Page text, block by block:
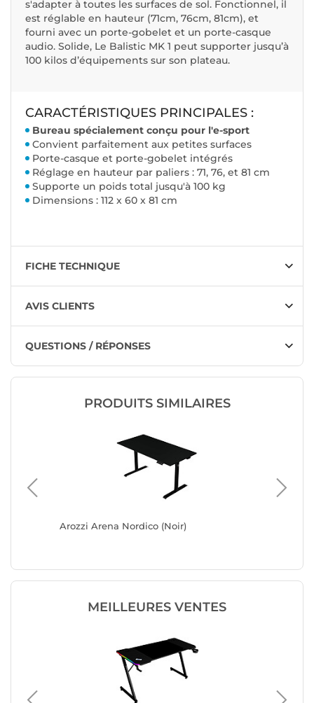
s'adapter à toutes les surfaces de sol. Fonctionnel, il
est réglable en hauteur (71cm, 76cm, 81cm), et
fourni avec un porte-gobelet et un porte-casque
audio. Solide, Le Balistic MK 1 peut supporter jusqu’à
100 kilos d’équipements sur son plateau.
CARACTÉRISTIQUES PRINCIPALES :
Bureau spécialement conçu pour l'e-sport
Convient parfaitement aux petites surfaces
Porte-casque et porte-gobelet intégrés
Réglage en hauteur par paliers : 71, 76, et 81 cm
Supporte un poids total jusqu'à 100 kg
Dimensions : 112 x 60 x 81 cm
FICHE TECHNIQUE
AVIS CLIENTS
QUESTIONS / RÉPONSES
PRODUITS SIMILAIRES
Arozzi Arena Nordico (Noir)
MEILLEURES VENTES